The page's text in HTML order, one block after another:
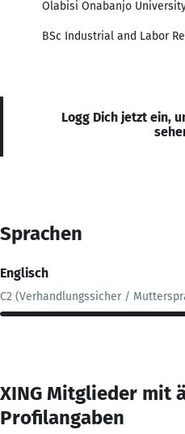
Olabisi Onabanjo
BSc Industrial and Labor
Logg Dich jetzt ein,
Sprachen
Englisch
C2 (Verhandlungssicher /
XING Mitglieder mit
Profilangaben